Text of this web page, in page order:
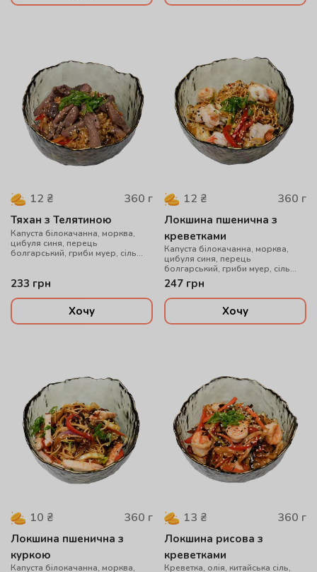
12 ₴ 360 г
Тяхан з Телятиною
Капуста білокачанна, морква,
цибуля синя, перець
болгарський, гриби муер, сіль
телятина су-від
233 грн
Хочу
12 ₴ 360 г
Локшина пшенична з
креветками
Капуста білокачанна, морква,
цибуля синя, перець
болгарський, гриби муер, сіль
китайська, локшина удон, соус
WOK, цибуля зелена, кунжут мікс,
креветки
247 грн
Хочу
10 ₴ 360 г
Локшина пшенична з
куркою
Капуста білокачанна, морква,
13 ₴ 360 г
Локшина рисова з
креветками
Креветка, олія, китайська сіль,